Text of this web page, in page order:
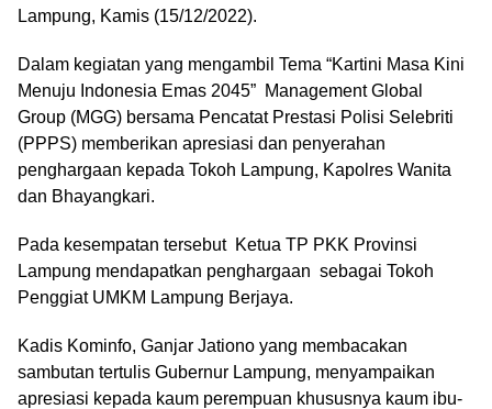
Lampung, Kamis (15/12/2022).
Dalam kegiatan yang mengambil Tema “Kartini Masa Kini
Menuju Indonesia Emas 2045” Management Global
Group (MGG) bersama Pencatat Prestasi Polisi Selebriti
(PPPS) memberikan apresiasi dan penyerahan
penghargaan kepada Tokoh Lampung, Kapolres Wanita
dan Bhayangkari.
Pada kesempatan tersebut Ketua TP PKK Provinsi
Lampung mendapatkan penghargaan sebagai Tokoh
Penggiat UMKM Lampung Berjaya.
Kadis Kominfo, Ganjar Jationo yang membacakan
sambutan tertulis Gubernur Lampung, menyampaikan
apresiasi kepada kaum perempuan khususnya kaum ibu-